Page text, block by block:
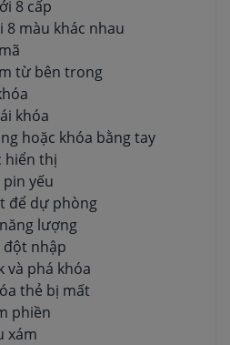
8 cấp
màu khác nhau
từ bên trong
khóa
hoặc khóa bằng tay
hiển thị
yếu
để dự phòng
lượng
đột nhập
và phá khóa
thẻ bị mất
phiền
xám